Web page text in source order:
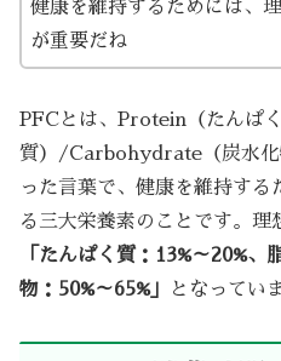
健康を維持するためには、
が重要だね
PFCとは、Protein（たんぱ
質）/Carbohydrate（炭水化
った言葉で、健康を維持す
る三大栄養素のことです。理
「たんぱく質：13%～20%、
物：50%～65%」
となってい